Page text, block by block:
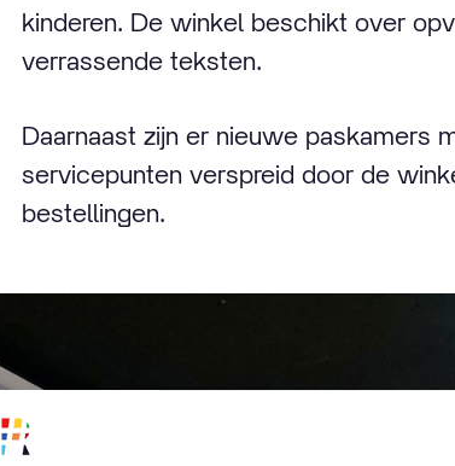
kinderen. De winkel beschikt over
verrassende teksten.
Daarnaast zijn er nieuwe paskamers
servicepunten verspreid door de
bestellingen.